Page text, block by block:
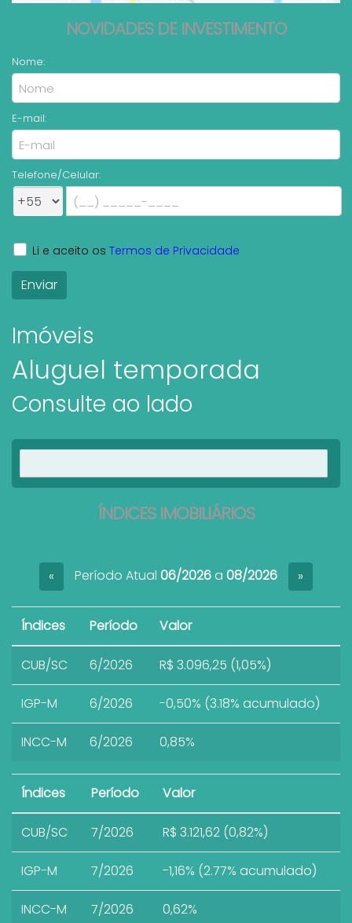
NOVIDADES DE INVESTIMENTO
Nome:
E-mail:
Telefone/Celular:
Li e aceito os Termos de Privacidade
Imóveis
Aluguel temporada
Consulte ao lado
ÍNDICES IMOBILIÁRIOS
« Período Atual 06/2026a 08/2026 »
Índices Período Valor
CUB/SC 6/2026 R$ 3.096,25 (1,05%)
IGP-M 6/2026 -0,50% (3.18% acumulado)
INCC-M 6/2026 0,85%
Índices Período Valor
CUB/SC 7/2026 R$ 3.121,62 (0,82%)
IGP-M 7/2026 -1,16% (2.77% acumulado)
INCC-M 7/2026 0,62%